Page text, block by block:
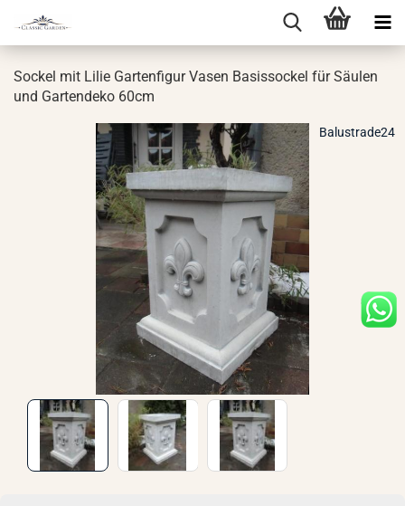
So­ckel mit Lilie Gar­ten­fi­gur Vasen Ba­sis­so­ckel für Säu­len
und Gar­ten­de­ko 60cm
Balustrade24